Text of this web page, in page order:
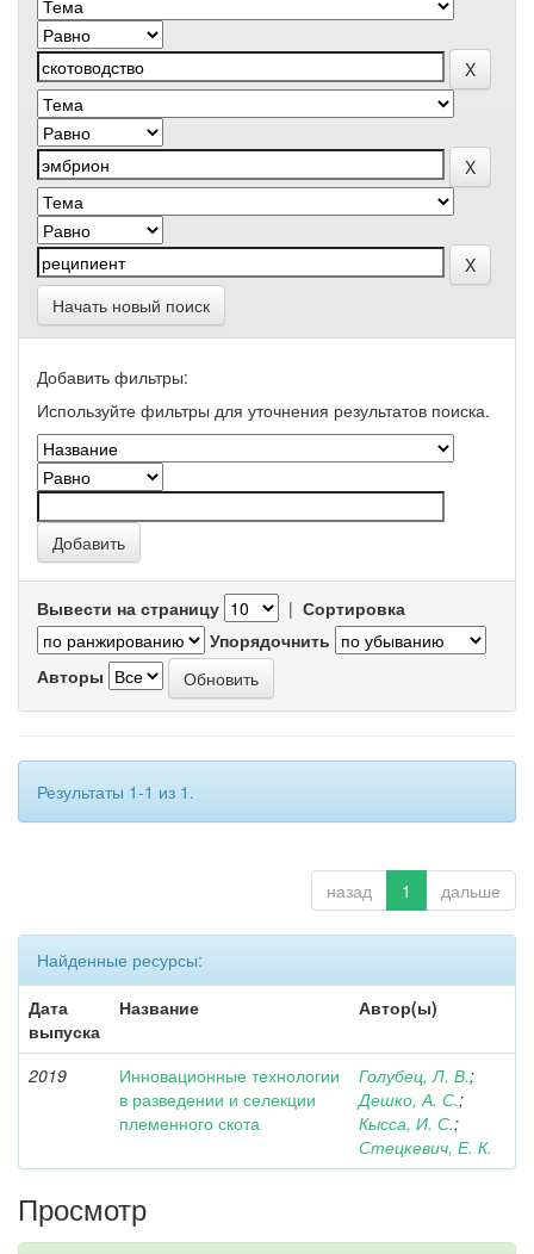
Начать новый поиск
Добавить фильтры:
Используйте фильтры для уточнения результатов поиска.
Вывести на страницу | Сортировка
Упорядочнить
Авторы
Результаты 1-1 из 1.
назад 1 дальше
Найденные ресурсы:
Дата
выпуска
Название Автор(ы)
2019
Инновационные технологии
в разведении и селекции
племенного скота
Голубец, Л. В.;
Дешко, А. С.;
Кысса, И. С.;
Стецкевич, Е. К.
Просмотр